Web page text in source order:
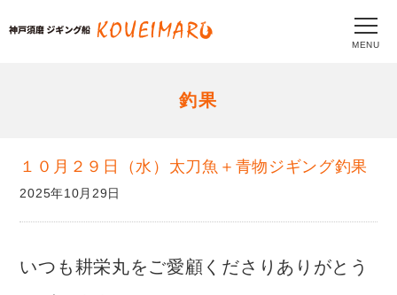
MENU
釣果
１０月２９日（水）太刀魚＋青物ジギング釣果
2025年10月29日
いつも耕栄丸をご愛顧くださりありがとう